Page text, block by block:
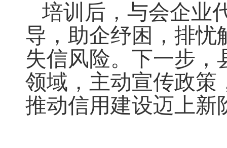
培训后 ， 与会企业
导 ， 助企纾困，排忧
失信风险。 下一步，
领域 ， 主动宣传政策
推动信用建设迈上新